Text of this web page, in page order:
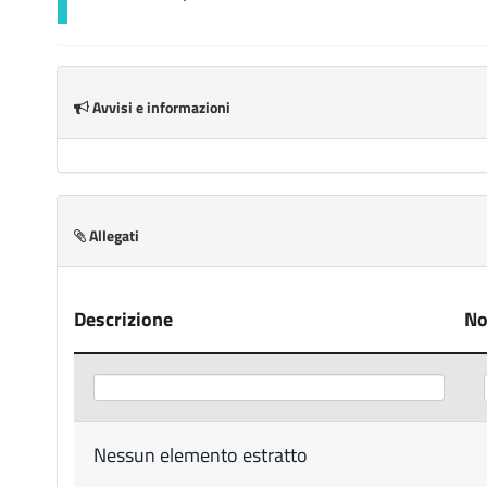
Avvisi e informazioni
Allegati
Descrizione
Nessun elemento estratto